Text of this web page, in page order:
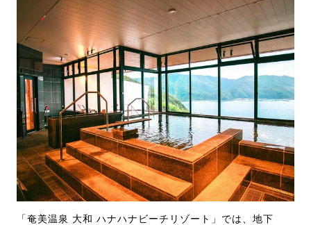
「奄美温泉 ⼤和 ハナハナビーチリゾート」では、地下